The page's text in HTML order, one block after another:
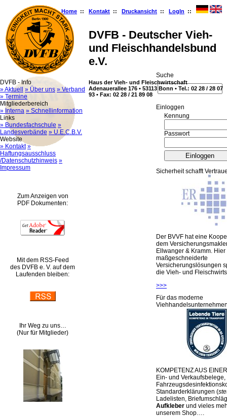
Home :: Kontakt :: Druckansicht :: LogIn ::
DVFB - Deutscher Vieh-
und Fleischhandelsbund
e.V.
Haus der Vieh- und Fleischwirtschaft
Adenauerallee 176 • 53113 Bonn • Tel.: 02 28 / 28 07
93 • Fax: 02 28 / 21 89 08
DVFB - Info
» Aktuell
» Über uns » Verband
» Termine
Mitgliederbereich
» Interna » Schnellinformation
Links
» Bundesfachschule »
Landesverbände » U.E.C.B.V.
Website
» Kontakt »
Haftungsausschluss
/Datenschutzhinweis »
Impressum
Zum Anzeigen von
PDF Dokumenten:
Mit dem RSS-Feed
des DVFB e. V. auf dem
Laufenden bleiben:
Ihr Weg zu uns…
(Nur für Mitglieder)
Suche
Ein­log­gen
Kennung
Passwort
Sicherheit schafft
Der BVVF hat eine
dem
Ellwanger & Kramm.
maßgeschneiderte
Versicherungslösungen
die Vieh- und
>>>
Für das moderne
KOMPETENZ AUS
Ein- und Verkaufsbelege,
Standarderklärungen (
Ladelisten,
Aufkleber und vieles
unserem Shop….